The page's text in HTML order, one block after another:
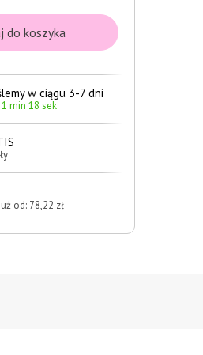
w ciągu 3-7 dni
1 min 17 sek
od: 78,22 zł